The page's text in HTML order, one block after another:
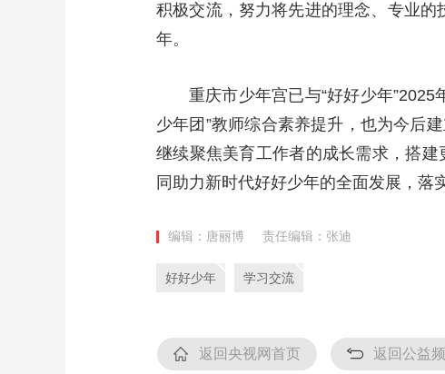
积极交流，努力将先进的理念、专业
年。
重庆市少年宫已与“好好少年
少年团”教师综合素养提升，也为今后
继续聚焦美育工作者的成长需求，搭
同助力新时代好好少年的全面发展，落
编辑：唐丽博 责任编辑：张迪
好好少年 学习交流
返回央视网首页 返回公益